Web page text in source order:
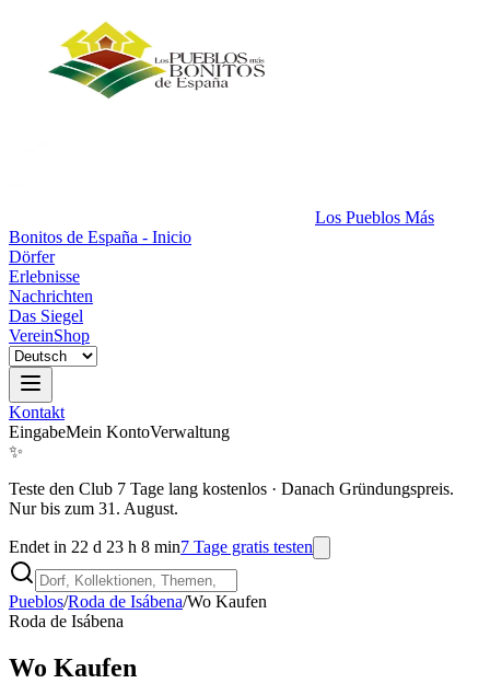
Los Pueblos Más
Bonitos de España - Inicio
Dörfer
Erlebnisse
Nachrichten
Das Siegel
VereinShop
Kontakt
EingabeMein KontoVerwaltung
✨
Teste den Club 7 Tage lang kostenlos · Danach Gründungspreis.
Nur bis zum 31. August.
Endet in 22 d 23 h 8 min7 Tage gratis testen
Pueblos/Roda de Isábena/Wo Kaufen
Roda de Isábena
Wo Kaufen